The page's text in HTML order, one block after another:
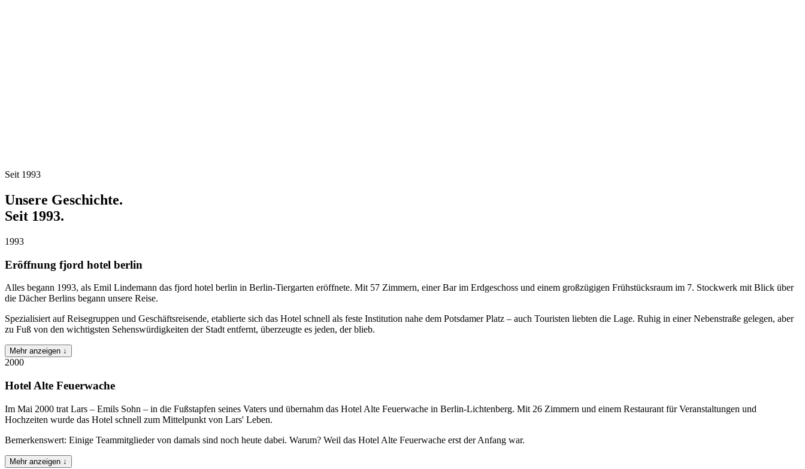
Seit 1993
Unsere Geschichte.
Seit 1993.
1993
Eröffnung fjord hotel berlin
Alles begann 1993, als Emil Lindemann das fjord hotel berlin in Berlin-Tiergarten eröffnete. Mit 57 Zimmern, einer Bar im Erdgeschoss und einem großzügigen Frühstücksraum im 7. Stockwerk mit Blick über
die Dächer Berlins begann unsere Reise.
Spezialisiert auf Reisegruppen und Geschäftsreisende, etablierte sich das Hotel schnell als feste Institution nahe dem Potsdamer Platz – auch Touristen liebten die Lage. Ruhig in einer Nebenstraße gelegen, aber
zu Fuß von den wichtigsten Sehenswürdigkeiten der Stadt entfernt, überzeugte es jeden, der blieb.
Mehr anzeigen ↓
2000
Hotel Alte Feuerwache
Im Mai 2000 trat Lars – Emils Sohn – in die Fußstapfen seines Vaters und übernahm das Hotel Alte Feuerwache in Berlin-Lichtenberg. Mit 26 Zimmern und einem Restaurant für Veranstaltungen und
Hochzeiten wurde das Hotel schnell zum Mittelpunkt von Lars' Leben.
Bemerkenswert: Einige Teammitglieder von damals sind noch heute dabei. Warum? Weil das Hotel Alte Feuerwache erst der Anfang war.
Mehr anzeigen ↓